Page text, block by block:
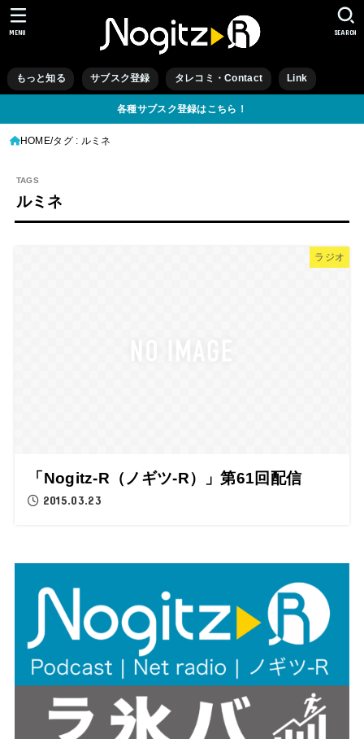
もっと知る サブスク登録 タレコミ・Contact Link
SEARCH
MENU
各種サブスク登録はこちら！
HOME タグ : ルミネ
ルミネ
ラジオ
「Nogitz-R（ノギツ-R）」第61回配信
2015.03.23